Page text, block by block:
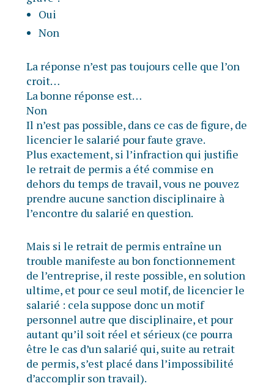
Oui
Non
La réponse n’est pas toujours celle que l’on
croit…
La bonne réponse est…
Non
Il n’est pas possible, dans ce cas de figure, de
licencier le salarié pour faute grave.
Plus exactement, si l’infraction qui justifie
le retrait de permis a été commise en
dehors du temps de travail, vous ne pouvez
prendre aucune sanction disciplinaire à
l’encontre du salarié en question.
Mais si le retrait de permis entraîne un
trouble manifeste au bon fonctionnement
de l’entreprise, il reste possible, en solution
ultime, et pour ce seul motif, de licencier le
salarié : cela suppose donc un motif
personnel autre que disciplinaire, et pour
autant qu’il soit réel et sérieux (ce pourra
être le cas d’un salarié qui, suite au retrait
de permis, s’est placé dans l’impossibilité
d’accomplir son travail).